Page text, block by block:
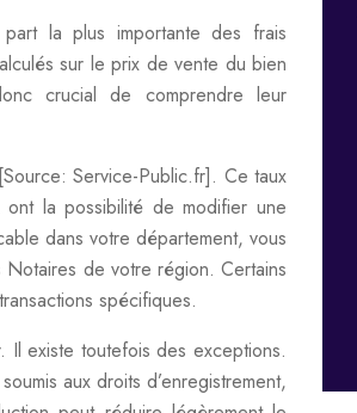
la plus importante des frais
sur le prix de vente du bien
crucial de comprendre leur
Service-Public.fr]. Ce taux
ont la possibilité de modifier une
dans votre département, vous
de votre région. Certains
spécifiques.
Il existe toutefois des exceptions.
aux droits d’enregistrement,